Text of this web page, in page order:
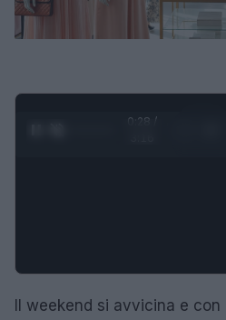
0:29 /
Il weekend si avvicina e con